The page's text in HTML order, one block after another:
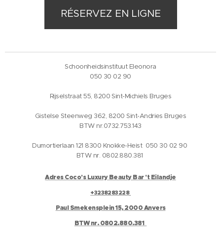
RÉSERVEZ EN LIGNE
Schoonheidsinstituut Eleonora
050 30 02 90
Rijselstraat 55, 8200 Sint-Michiels Bruges
Gistelse Steenweg 362, 8200 Sint-Andries Bruges
BTW nr.0732.753.143
Dumortierlaan 121 8300 Knokke-Heist 050 30 02 90
BTW nr. 0802.880.381
Adres Coco's Luxury Beauty Bar 't Eilandje
+3238283228
Paul Smekensplein 15, 2000 Anvers
BTW nr. 0802.880.381